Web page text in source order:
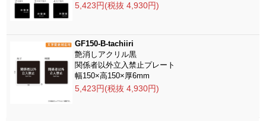
5,423円(税抜 4,930円)
GF150-B-tachiiri
艶消しアクリル黒
関係者以外立入禁止プレート
幅150×高150×厚6mm
5,423円(税抜 4,930円)